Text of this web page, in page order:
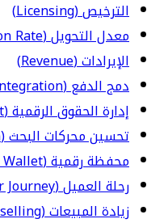
الترخيص (Licensing)
معدل التحويل (Conversion Rate)
الإيرادات (Revenue)
دمج الدفع (Payment Integration)
إدارة الحقوق الرقمية (Digital Rights Management)
تحسين محركات البحث (Search Engine Optimization)
محفظة رقمية (Digital Wallet)
رحلة العميل (Customer Journey)
زيادة المبيعات (Upselling)